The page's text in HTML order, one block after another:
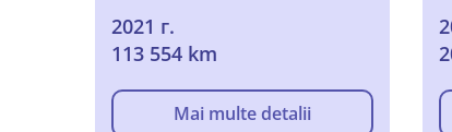
2021 г.
113 554 km
Mai multe detalii